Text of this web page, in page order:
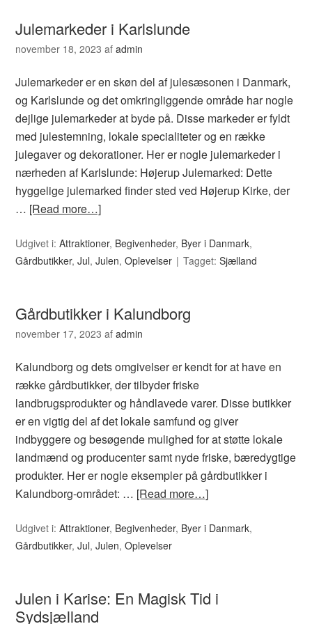
Julemarkeder i Karlslunde
november 18, 2023 afadmin
Julemarkeder er en skøn del af julesæsonen i Danmark,
og Karlslunde og det omkringliggende område har nogle
dejlige julemarkeder at byde på. Disse markeder er fyldt
med julestemning, lokale specialiteter og en række
julegaver og dekorationer. Her er nogle julemarkeder i
nærheden af Karlslunde: Højerup Julemarked: Dette
hyggelige julemarked finder sted ved Højerup Kirke, der
… [Read more…]
Udgivet i:Attraktioner, Begivenheder, Byer i Danmark,
Gårdbutikker,Jul,Julen,Oplevelser Tagget:Sjælland
Gårdbutikker i Kalundborg
november 17, 2023 afadmin
Kalundborg og dets omgivelser er kendt for at have en
række gårdbutikker, der tilbyder friske
landbrugsprodukter og håndlavede varer. Disse butikker
er en vigtig del af det lokale samfund og giver
indbyggere og besøgende mulighed for at støtte lokale
landmænd og producenter samt nyde friske, bæredygtige
produkter. Her er nogle eksempler på gårdbutikker i
Kalundborg-området: … [Read more…]
Udgivet i:Attraktioner, Begivenheder, Byer i Danmark,
Gårdbutikker,Jul,Julen,Oplevelser
Julen i Karise: En Magisk Tid i
Sydsjælland